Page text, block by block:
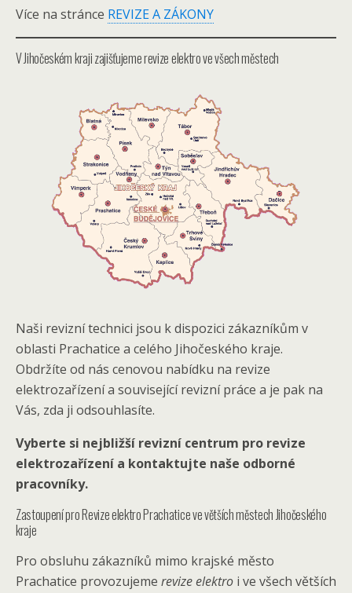
Více na stránce REVIZE A ZÁKONY
V Jihočeském kraji zajišťujeme revize elektro ve všech městech
Naši revizní technici jsou k dispozici zákazníkům v
oblasti Prachatice a celého Jihočeského kraje.
Obdržíte od nás cenovou nabídku na revize
elektrozařízení a související revizní práce a je pak na
Vás, zda ji odsouhlasíte.
Vyberte si nejbližší revizní centrum pro revize
elektrozařízení a kontaktujte naše odborné
pracovníky.
Zastoupení pro Revize elektro Prachatice ve větších městech Jihočeského
kraje
Pro obsluhu zákazníků mimo krajské město
Prachatice provozujeme revize elektro i ve všech větších